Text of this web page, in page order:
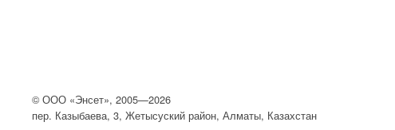
©ООО «Энсет», 2005—2026
пер. Казыбаева, 3, Жетысуский район, Алматы, Казахстан